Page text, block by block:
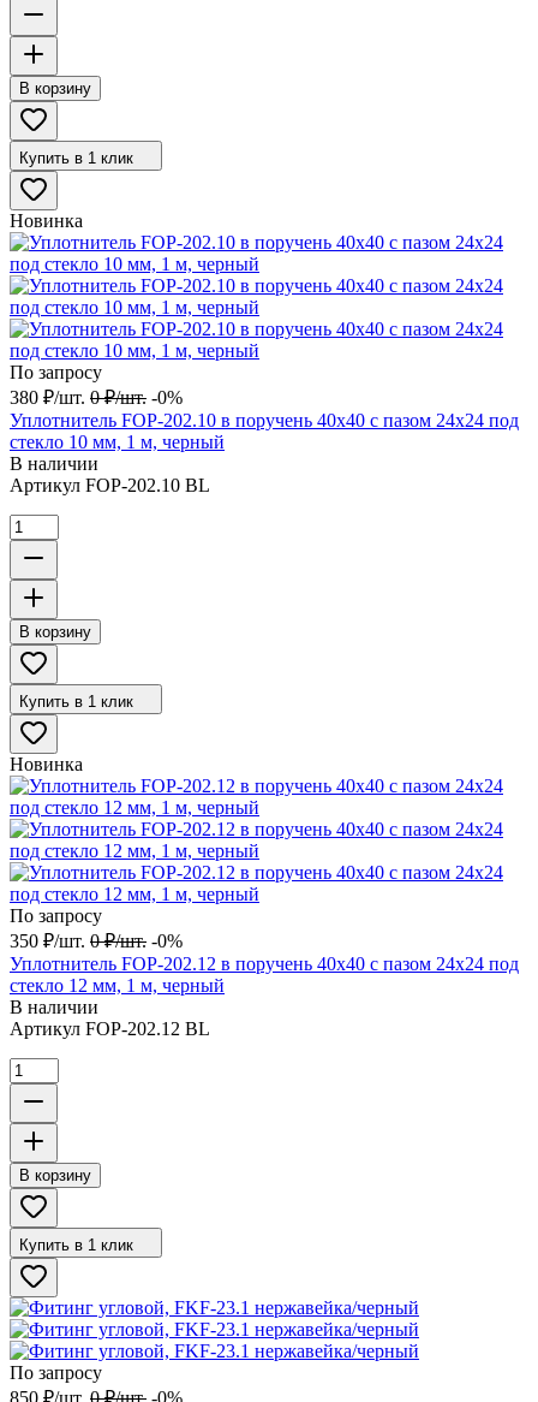
В корзину
Купить в 1 клик
Новинка
По запросу
380 ₽/шт. 0 ₽/шт. -0%
Уплотнитель FOP-202.10 в поручень 40х40 с пазом 24х24 под
стекло 10 мм, 1 м, черный
В наличии
Артикул FOP-202.10 BL
В корзину
Купить в 1 клик
Новинка
По запросу
350 ₽/шт. 0 ₽/шт. -0%
Уплотнитель FOP-202.12 в поручень 40х40 с пазом 24х24 под
стекло 12 мм, 1 м, черный
В наличии
Артикул FOP-202.12 BL
В корзину
Купить в 1 клик
По запросу
850 ₽/шт. 0 ₽/шт. -0%